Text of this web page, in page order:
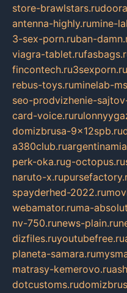
store-brawlstars.ru
antenna-highly.rumine-
3-sex-porn.ruban-
viagra-tablet.ru
fincontech.ru3sexporn.ru
rebus-toys.ruminelab-
seo-prodvizhenie-
card-voice.ru
domizbrusa-9x12spb.ru
a380club.ru
perk-oka.rug-octopus.ru
naruto-x.ru
spayderhed-2022.ru
webamator.ruma-
nv-750.runews-plain.ru
dizfiles.ruyoutubefree.ru
planeta-samara.ru
matrasy-kemerovo.ru
dotcustoms.ru